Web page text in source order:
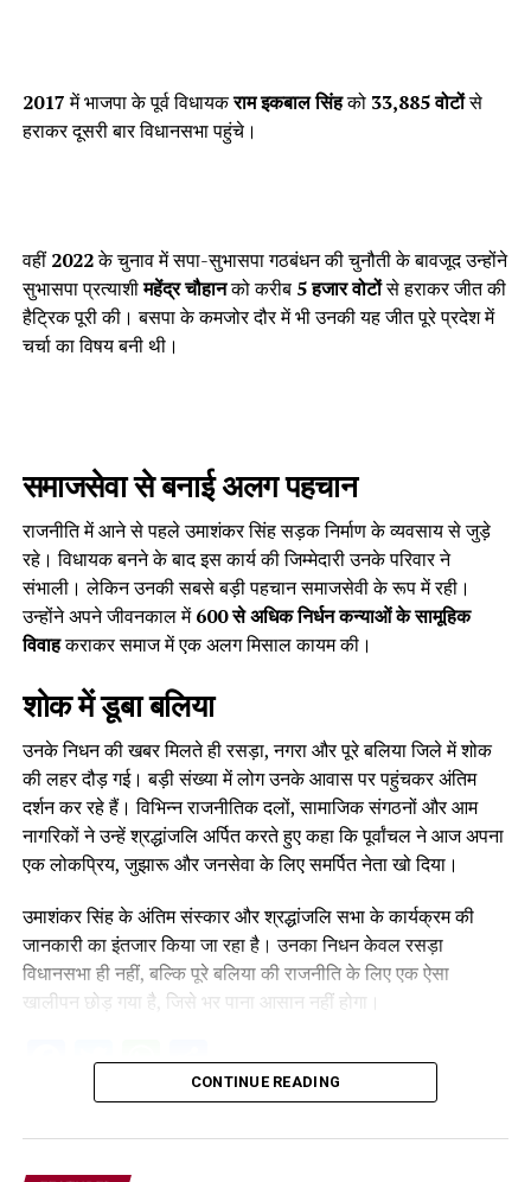
2017में भाजपा के पूर्व विधायकराम इकबाल सिंहको 33,885 वोटोंसे
हराकर दूसरी बार विधानसभा पहुंचे।
वहीं2022के चुनाव में सपा-सुभासपा गठबंधन की चुनौती के बावजूद उन्होंने
सुभासपा प्रत्याशीमहेंद्र चौहानको करीब 5 हजार वोटोंसे हराकर जीत की
हैट्रिक पूरी की। बसपा के कमजोर दौर में भी उनकी यह जीत पूरे प्रदेश में
चर्चा का विषय बनी थी।
समाजसेवा से बनाई अलग पहचान
राजनीति में आने से पहले उमाशंकर सिंह सड़क निर्माण के व्यवसाय से जुड़े
रहे। विधायक बनने के बाद इस कार्य की जिम्मेदारी उनके परिवार ने
संभाली। लेकिन उनकी सबसे बड़ी पहचान समाजसेवी के रूप में रही।
उन्होंने अपने जीवनकाल में600 से अधिक निर्धन कन्याओं के सामूहिक
विवाहकराकर समाज में एक अलग मिसाल कायम की।
शोक में डूबा बलिया
उनके निधन की खबर मिलते ही रसड़ा, नगरा और पूरे बलिया जिले में शोक
की लहर दौड़ गई। बड़ी संख्या में लोग उनके आवास पर पहुंचकर अंतिम
दर्शन कर रहे हैं। विभिन्न राजनीतिक दलों, सामाजिक संगठनों और आम
नागरिकों ने उन्हें श्रद्धांजलि अर्पित करते हुए कहा कि पूर्वांचल ने आज अपना
एक लोकप्रिय, जुझारू और जनसेवा के लिए समर्पित नेता खो दिया।
उमाशंकर सिंह के अंतिम संस्कार और श्रद्धांजलि सभा के कार्यक्रम की
जानकारी का इंतजार किया जा रहा है। उनका निधन केवल रसड़ा
विधानसभा ही नहीं, बल्कि पूरे बलिया की राजनीति के लिए एक ऐसा
खालीपन छोड़ गया है, जिसे भर पाना आसान नहीं होगा।
Facebook
Twitter
WhatsApp
Share
CONTINUE READING